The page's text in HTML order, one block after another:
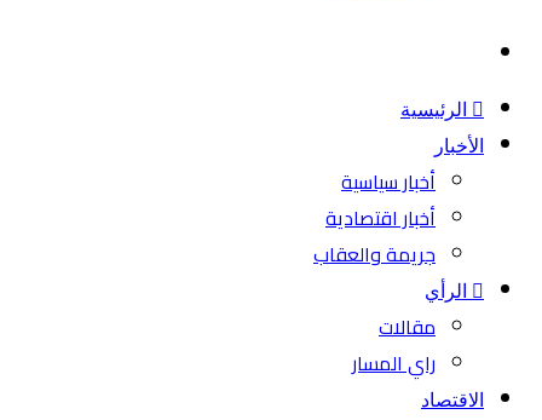
الرئيسية
الأخبار
أخبار سياسية
أخبار اقتصادية
جريمة والعقاب
الرأي
مقالات
راي المسار
الاقتصاد